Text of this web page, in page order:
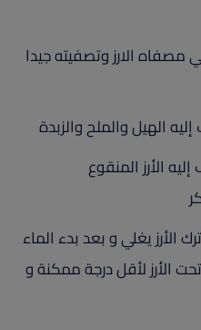
مصفاه الارز وتصفيته جيدا
الهيل والملح والزبدة
الأرز المنقوع
الأرز يغلي و بعد بدء الماء
الأرز لأقل درجة ممكنة و